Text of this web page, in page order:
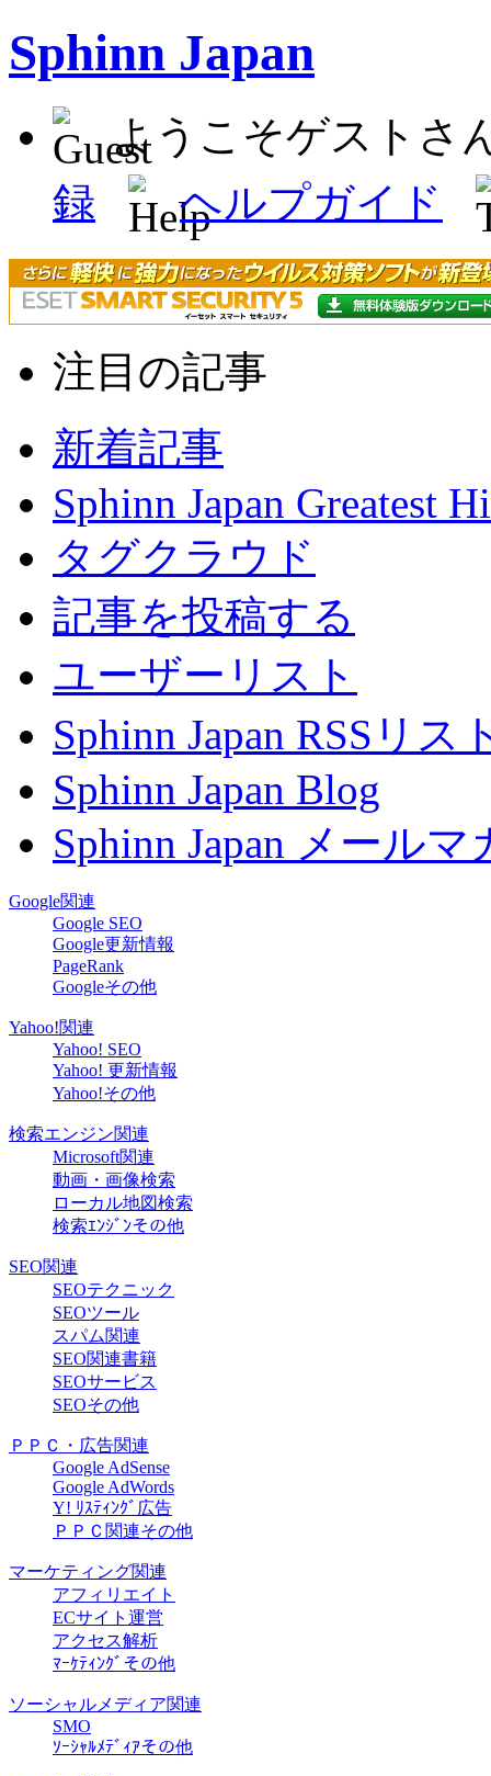
Sphinn Japan
ようこそゲスト
録
ヘルプガイド
注目の記事
新着記事
Sphinn Japan Greatest
タグクラウド
記事を投稿する
ユーザーリスト
Sphinn Japan RSSリス
Sphinn Japan Blog
Sphinn Japan メールマ
Google関連
Google SEO
Google更新情報
PageRank
Googleその他
Yahoo!関連
Yahoo! SEO
Yahoo! 更新情報
Yahoo!その他
検索エンジン関連
Microsoft関連
動画・画像検索
ローカル地図検索
検索ｴﾝｼﾞﾝその他
SEO関連
SEOテクニック
SEOツール
スパム関連
SEO関連書籍
SEOサービス
SEOその他
ＰＰＣ・広告関連
Google AdSense
Google AdWords
Y! ﾘｽﾃｨﾝｸﾞ広告
ＰＰＣ関連その他
マーケティング関連
アフィリエイト
ECサイト運営
アクセス解析
ﾏｰｹﾃｨﾝｸﾞその他
ソーシャルメディア関連
SMO
ｿｰｼｬﾙﾒﾃﾞｨｱその他